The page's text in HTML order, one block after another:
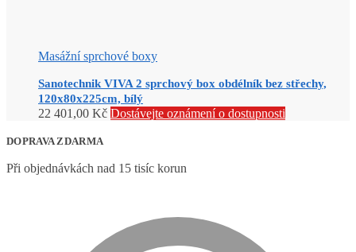
Masážní sprchové boxy
Sanotechnik VIVA 2 sprchový box obdélník bez střechy,
120x80x225cm, bílý
22 401,00 Kč Dostávejte oznámení o dostupnosti
DOPRAVA ZDARMA
Při objednávkách nad 15 tisíc korun